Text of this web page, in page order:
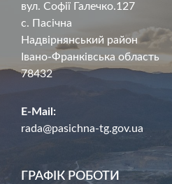
вул. Софії Галечко.127
с. Пасічна
Надвірнянський район
Івано-Франківська область
78432
E-Mail:
rada@pasichna-tg.gov.ua
ГРАФІК РОБОТИ